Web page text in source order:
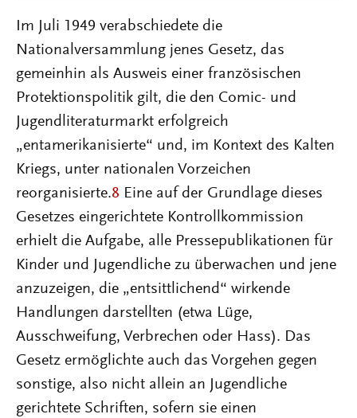
Im Juli 1949 verabschiedete die
Nationalversammlung jenes Gesetz, das
gemeinhin als Ausweis einer französischen
Protektionspolitik gilt, die den Comic- und
Jugendliteraturmarkt erfolgreich
„entamerikanisierte“ und, im Kontext des Kalten
Kriegs, unter nationalen Vorzeichen
reorganisierte.8 Eine auf der Grundlage dieses
Gesetzes eingerichtete Kontrollkommission
erhielt die Aufgabe, alle Pressepublikationen für
Kinder und Jugendliche zu überwachen und jene
anzuzeigen, die „entsittlichend“ wirkende
Handlungen darstellten (etwa Lüge,
Ausschweifung, Verbrechen oder Hass). Das
Gesetz ermöglichte auch das Vorgehen gegen
sonstige, also nicht allein an Jugendliche
gerichtete Schriften, sofern sie einen